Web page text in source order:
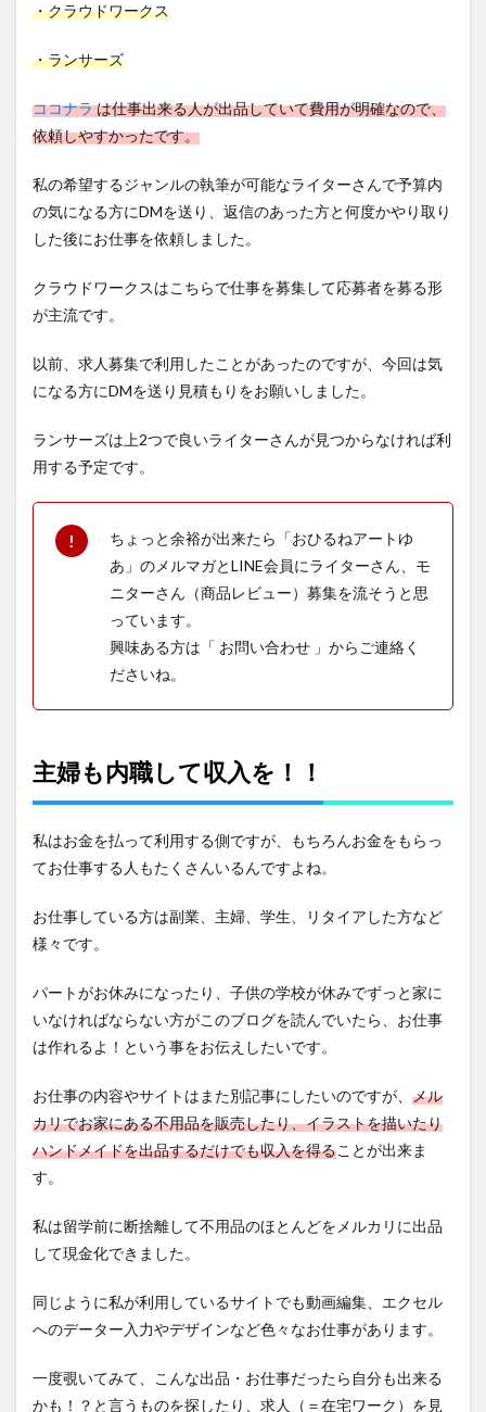
・クラウドワークス
・ランサーズ
ココナラは仕事出来る人が出品していて費用が明確なので、
依頼しやすかったです。
私の希望するジャンルの執筆が可能なライターさんで予算内
の気になる方にDMを送り、返信のあった方と何度かやり取り
した後にお仕事を依頼しました。
クラウドワークスはこちらで仕事を募集して応募者を募る形
が主流です。
以前、求人募集で利用したことがあったのですが、今回は気
になる方にDMを送り見積もりをお願いしました。
ランサーズは上2つで良いライターさんが見つからなければ利
用する予定です。
ちょっと余裕が出来たら「おひるねアートゆ
あ」のメルマガとLINE会員にライターさん、モ
ニターさん（商品レビュー）募集を流そうと思
っています。
興味ある方は「 お問い合わせ 」からご連絡く
ださいね。
主婦も内職して収入を！！
私はお金を払って利用する側ですが、もちろんお金をもらっ
てお仕事する人もたくさんいるんですよね。
お仕事している方は副業、主婦、学生、リタイアした方など
様々です。
パートがお休みになったり、子供の学校が休みでずっと家に
いなければならない方がこのブログを読んでいたら、お仕事
は作れるよ！という事をお伝えしたいです。
お仕事の内容やサイトはまた別記事にしたいのですが、 メル
カリでお家にある不用品を販売したり、イラストを描いたり
ハンドメイドを出品するだけでも収入を得ることが出来ま
す。
私は留学前に断捨離して不用品のほとんどをメルカリに出品
して現金化できました。
同じように私が利用しているサイトでも動画編集、エクセル
へのデーター入力やデザインなど色々なお仕事があります。
一度覗いてみて、こんな出品・お仕事だったら自分も出来る
かも！？と言うものを探したり、求人（＝在宅ワーク）を見